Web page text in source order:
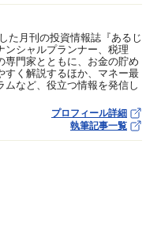
た月刊の投資情報誌『あるじ
ンシャルプランナー、税理
専門家とともに、お金の貯め
すく解説するほか、マネー最
ムなど、役立つ情報を発信し
プロフィール詳細
執筆記事一覧